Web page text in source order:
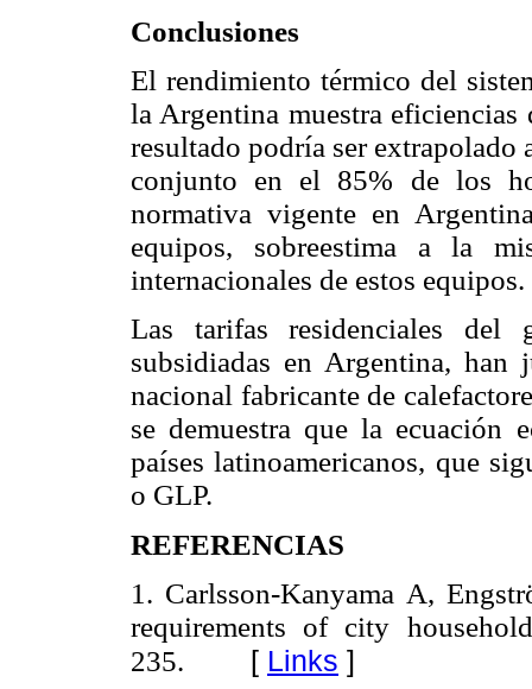
Conclusiones
El rendimiento térmico del
la Argentina muestra
resultado podría ser extrapolado
conjunto en el 85% de los
normativa vigente en
equipos, sobreestima a la
internacionales de estos equipos.
Las tarifas residenciales del
subsidiadas en Argentina,
nacional fabricante de
se demuestra que la ecuación
países latinoamericanos, que
o GLP.
REFERENCIAS
1. Carlsson-Kanyama A,
requirements of city
235. [ Links ]